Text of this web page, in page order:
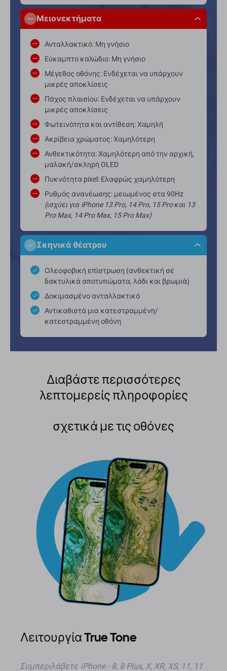
Μειονεκτήματα
Ανταλλακτικό: Μη γνήσιο
Εύκαμπτο καλώδιο: Μη γνήσιο
Μέγεθος οθόνης: Ενδέχεται να υπάρχουν
μικρές αποκλίσεις
Πάχος πλαισίου: Ενδέχεται να υπάρχουν
μικρές αποκλίσεις
Φωτεινότητα και αντίθεση: Χαμηλή
Ακρίβεια χρώματος: Χαμηλότερη
Ανθεκτικότητα: Χαμηλότερη από την αρχική,
μαλακή/σκληρή OLED
Πυκνότητα pixel: Ελαφρώς χαμηλότερη
Ρυθμός ανανέωσης: μειωμένος στα 90Hz
(ισχύει για iPhone 13 Pro, 14 Pro, 15 Pro και 13
Pro Max, 14 Pro Max, 15 Pro Max)
Σκηνικά θέατρου
Ολεοφοβική επίστρωση (ανθεκτική σε
δακτυλικά αποτυπώματα, λάδι και βρωμιά)
Δοκιμασμένο ανταλλακτικό
Αντικαθιστά μια κατεστραμμένη/
κατεστραμμένη οθόνη
Διαβάστε περισσότερες
λεπτομερείς πληροφορίες
σχετικά με τις οθόνες
Λειτουργία True Tone
Συμπεριλάβετε iPhone - 8, 8 Plus, X, XR, XS, 11, 11